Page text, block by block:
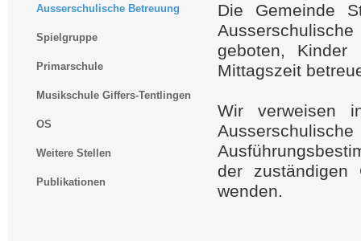
Ausserschulische Betreuung
Spielgruppe
Primarschule
Musikschule Giffers-Tentlingen
OS
Weitere Stellen
Publikationen
Die Gemeinde
geboten, Kinder
Mittagszeit
Wir verweisen
der
wenden.